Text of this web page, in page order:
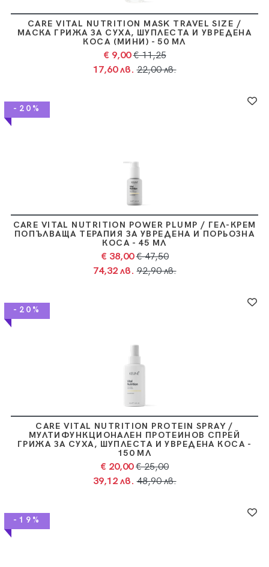
CARE VITAL NUTRITION MASK TRAVEL SIZE /
МАСКА ГРИЖА ЗА СУХА, ШУПЛЕСТА И УВРЕДЕНА
КОСА (МИНИ) - 50 МЛ
€ 9,00 € 11,25
17,60 лв. 22,00 лв.
-20%
CARE VITAL NUTRITION POWER PLUMP / ГЕЛ-КРЕМ
ПОПЪЛВАЩА ТЕРАПИЯ ЗА УВРЕДЕНА И ПОРЬОЗНА
КОСА - 45 МЛ
€ 38,00 € 47,50
74,32 лв. 92,90 лв.
-20%
CARE VITAL NUTRITION PROTEIN SPRAY /
МУЛТИФУНКЦИОНАЛЕН ПРОТЕИНОВ СПРЕЙ
ГРИЖА ЗА СУХА, ШУПЛЕСТА И УВРЕДЕНА КОСА -
150 МЛ
€ 20,00 € 25,00
39,12 лв. 48,90 лв.
-19%